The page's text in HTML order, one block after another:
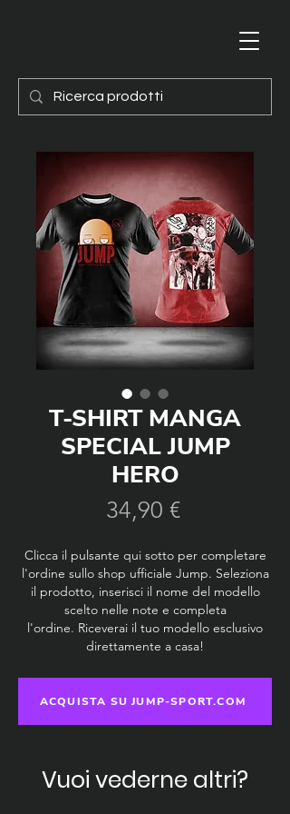
T-SHIRT MANGA
SPECIAL JUMP
HERO
34,90 €Prezzo
Clicca il pulsante qui sotto per completare
l'ordine sullo shop ufficiale Jump. Seleziona
il prodotto, inserisci il nome del modello
scelto nelle note e completa
l'ordine. Riceverai il tuo modello esclusivo
direttamente a casa!
ACQUISTA SU JUMP-SPORT.COM
Vuoi vederne altri?